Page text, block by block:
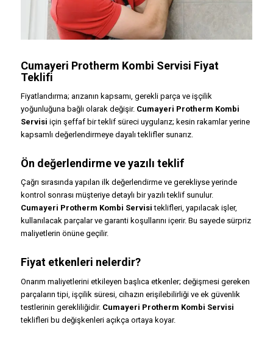
Cumayeri Protherm Kombi Servisi Fiyat
Teklifi
Fiyatlandırma; arızanın kapsamı, gerekli parça ve işçilik
yoğunluğuna bağlı olarak değişir. Cumayeri Protherm Kombi
Servisi için şeffaf bir teklif süreci uygularız; kesin rakamlar yerine
kapsamlı değerlendirmeye dayalı teklifler sunarız.
Ön değerlendirme ve yazılı teklif
Çağrı sırasında yapılan ilk değerlendirme ve gerekliyse yerinde
kontrol sonrası müşteriye detaylı bir yazılı teklif sunulur.
Cumayeri Protherm Kombi Servisi teklifleri, yapılacak işler,
kullanılacak parçalar ve garanti koşullarını içerir. Bu sayede sürpriz
maliyetlerin önüne geçilir.
Fiyat etkenleri nelerdir?
Onarım maliyetlerini etkileyen başlıca etkenler; değişmesi gereken
parçaların tipi, işçilik süresi, cihazın erişilebilirliği ve ek güvenlik
testlerinin gerekliliğidir. Cumayeri Protherm Kombi Servisi
teklifleri bu değişkenleri açıkça ortaya koyar.